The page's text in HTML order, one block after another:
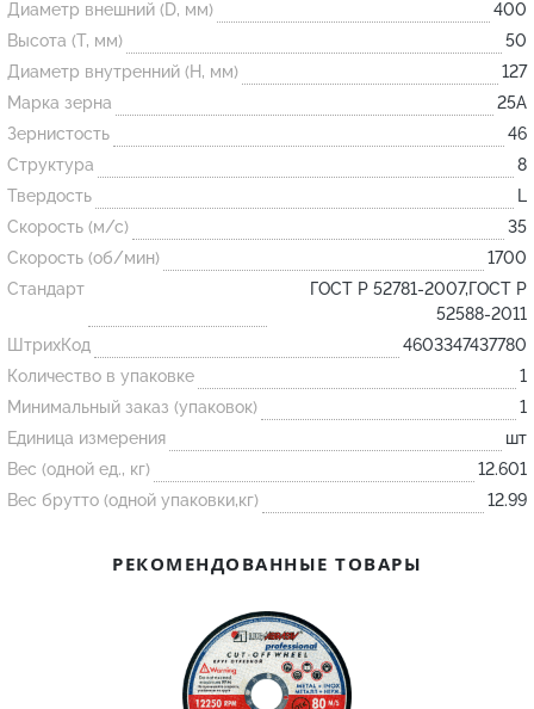
Огнеупорные
изделия
Скачать каталог
Тигель
Муфель
Черпак
Шербер
Трубка
Стержень
Пробка
Подставка
Лодочка
Контакт
Огнеупорная SiC смесь
Диаметр внешний (D, мм)
400
Высота (T, мм)
50
Диаметр внутренний (H, мм)
127
Марка зерна
25А
Зернистость
46
Структура
8
Твердость
L
Скорость (м/с)
35
Скорость (об/мин)
1700
Стандарт
ГОСТ Р 52781-2007,ГОСТ Р
52588-2011
ШтрихКод
4603347437780
Количество в упаковке
1
Минимальный заказ (упаковок)
1
Единица измерения
шт
Вес (одной ед., кг)
12.601
Вес брутто (одной упаковки,кг)
12.99
РЕКОМЕНДОВАННЫЕ ТОВАРЫ